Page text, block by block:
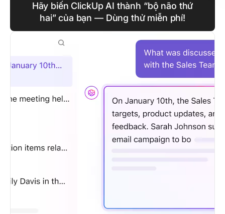
Hãy biến ClickUp AI thành “bộ não thứ
hai” của bạn — Dùng thử miễn phí!